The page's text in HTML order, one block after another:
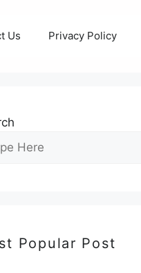
Us Privacy Policy
Popular Post